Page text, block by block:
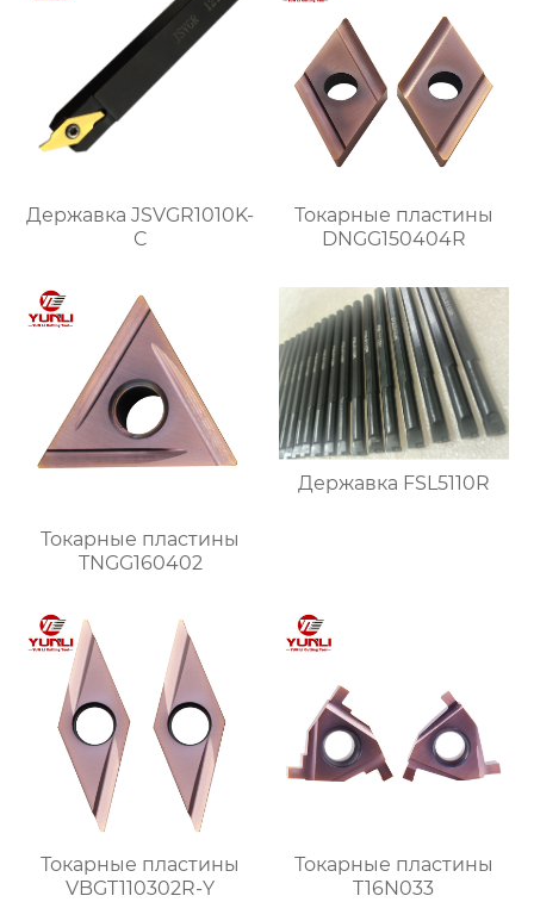
Державка JSVGR1010K-
C
Токарные пластины
DNGG150404R
Токарные пластины
TNGG160402
Державка FSL5110R
Токарные пластины
VBGT110302R-Y
Токарные пластины
T16N033